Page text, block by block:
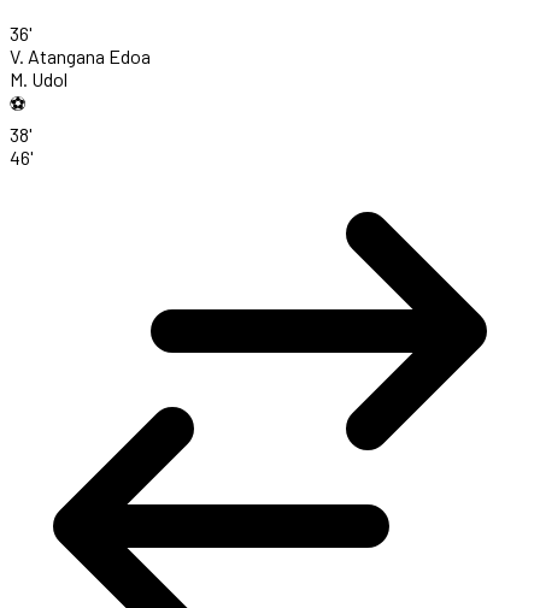
36'
V. Atangana Edoa
M. Udol
⚽
38'
46'